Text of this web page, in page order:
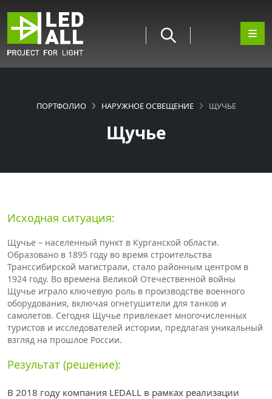
Щучье
ПОРТФОЛИО НАРУЖНОЕ ОСВЕЩЕНИЕ ЩУЧЬЕ
Исходная ситуация:
Щучье – населенный пункт в Курганской области.
Образовано в 1895 году во время строительства
Транссибирской магистрали, стало районным центром в
1924 году. Во времена Великой Отечественной войны
Щучье играло ключевую роль в производстве военного
оборудования, включая огнетушители для танков и
самолетов. Сегодня Щучье привлекает многочисленных
туристов и исследователей истории, предлагая уникальный
взгляд на прошлое России.
Результат (решение):
В 2018 году компания LEDALL в рамках реализации